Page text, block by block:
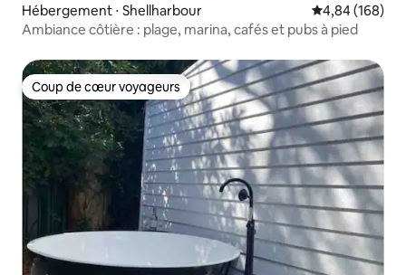
Hébergement ⋅ Shellharbour Évaluation
4,84 (168)
Ambiance côtière : plage, marina, cafés et pubs à pied
Coup de cœur voyageurs
Coup de cœur voyageurs